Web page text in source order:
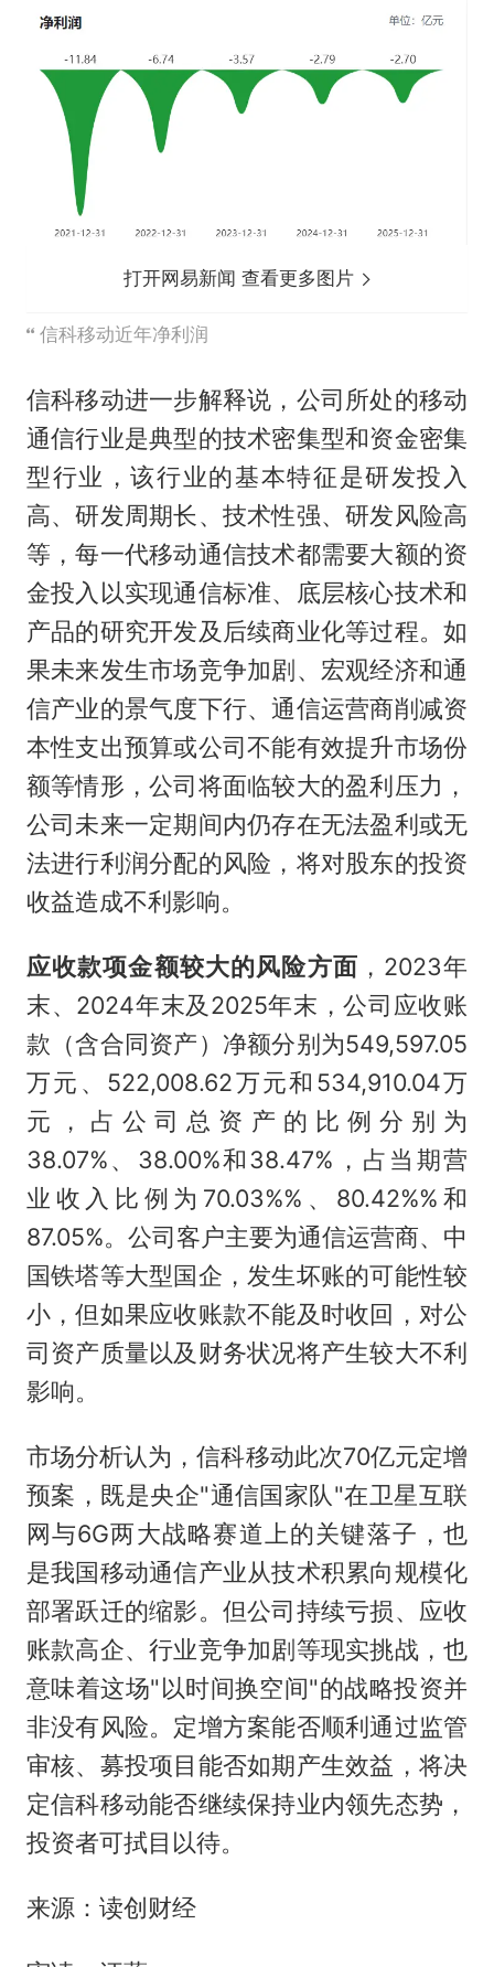
打开网易新闻 查看更多图片
信科移动近年净利润
信科移动进一步解释说，公司所处的移动
通信行业是典型的技术密集型和资金密集
型行业，该行业的基本特征是研发投入
高、研发周期长、技术性强、研发风险高
等，每一代移动通信技术都需要大额的资
金投入以实现通信标准、底层核心技术和
产品的研究开发及后续商业化等过程。如
果未来发生市场竞争加剧、宏观经济和通
信产业的景气度下行、通信运营商削减资
本性支出预算或公司不能有效提升市场份
额等情形，公司将面临较大的盈利压力，
公司未来一定期间内仍存在无法盈利或无
法进行利润分配的风险，将对股东的投资
收益造成不利影响。
应收款项金额较大的风险方面 ，2023年
末、2024年末及2025年末，公司应收账
款（含合同资产）净额分别为549,597.05
万元、522,008.62万元和534,910.04万
元，占公司总资产的比例分别为
38.07%、38.00%和38.47%，占当期营
业收入比例为70.03%%、80.42%%和
87.05%。公司客户主要为通信运营商、中
国铁塔等大型国企，发生坏账的可能性较
小，但如果应收账款不能及时收回，对公
司资产质量以及财务状况将产生较大不利
影响。
市场分析认为，信科移动此次70亿元定增
预案，既是央企"通信国家队"在卫星互联
网与6G两大战略赛道上的关键落子，也
是我国移动通信产业从技术积累向规模化
部署跃迁的缩影。但公司持续亏损、应收
账款高企、行业竞争加剧等现实挑战，也
意味着这场"以时间换空间"的战略投资并
非没有风险。定增方案能否顺利通过监管
审核、募投项目能否如期产生效益，将决
定信科移动能否继续保持业内领先态势，
投资者可拭目以待。
来源：读创财经